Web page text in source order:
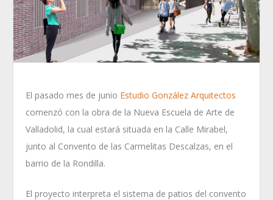
El pasado mes de junio Estudio González Arquitectos
comenzó con la obra de la Nueva Escuela de Arte de
Valladolid, la cual estará situada en la Calle Mirabel,
junto al Convento de las Carmelitas Descalzas, en el
barrio de la Rondilla.
El proyecto interpreta el sistema de patios del convento